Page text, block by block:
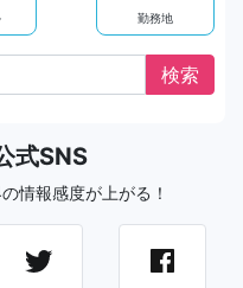
勤務地
式SNS
情報感度が上がる！